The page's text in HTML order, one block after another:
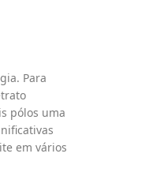
Para
pólos uma
em vários